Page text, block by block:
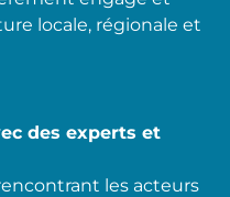
locale, régionale et
des experts et
les acteurs